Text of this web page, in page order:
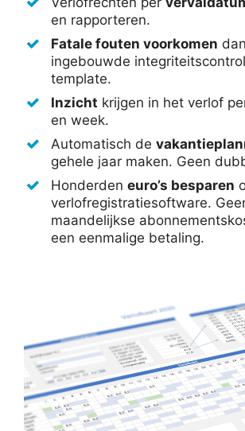
en rapporteren.
Fatale fouten voorkomen
ingebouwde
template.
Inzicht krijgen in het verlof
en week.
Automatisch de
gehele jaar maken. Geen
Honderden euro’s besparen
verlofregistratiesoftware.
maandelijkse
een eenmalige betaling.